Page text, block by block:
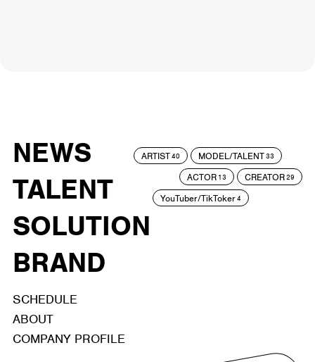
NEWS
TALENT
SOLUTION
BRAND
ARTIST40 MODEL/TALENT33
ACTOR 13 CREATOR29
YouTuber/TikToker4
SCHEDULE
ABOUT
COMPANY PROFILE